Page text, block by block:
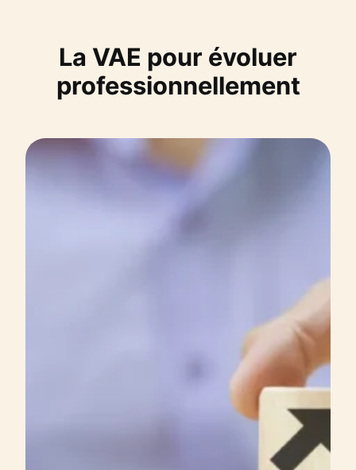
La VAE pour évoluer
professionnellement